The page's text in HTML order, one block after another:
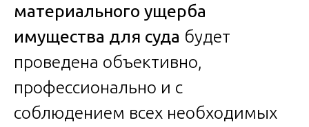
материального ущерба
имущества для суда будет
проведена объективно,
профессионально и с
соблюдением всех необходимых